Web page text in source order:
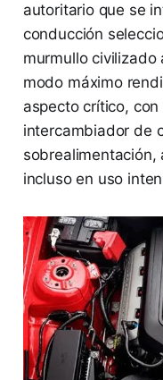
autoritario que se
conducción
murmullo
modo máximo
aspecto crítico,
intercambiador de
sobrealimentación,
incluso en uso